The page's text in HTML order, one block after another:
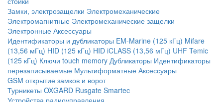
Замки, электрозащелки Электромеханические
Электромагнитные Электромеханические защелки
Электронные Аксессуары
Идентификаторы и дубликаторы EM-Marine (125 кГц) Mifare
(13,56 мГц) HID (125 кГц) HID iCLASS (13,56 мГц) UHF Temic
(125 кГц) Ключи touch memory Дубликаторы Идентификаторы
перезаписываемые Мультиформатные Аксессуары
GSM открытие замков и ворот
Турникеты OXGARD Rusgate Smartec